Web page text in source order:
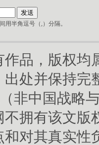
用半角逗号（,）分隔。
作品，版权
处并保持完
非中国战略
拥有该文
对其真实